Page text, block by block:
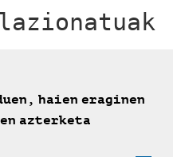
haien eraginen
azterketa